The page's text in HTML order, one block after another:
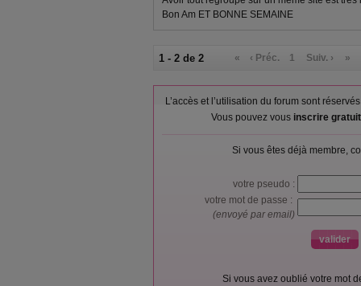
Bon Am ET BONNE SEMAINE
1 - 2 de 2 « ‹ Préc. 1 Suiv. › »
L’accès et l’utilisation du forum sont
Vous pouvez vous inscrire
Si vous êtes déjà membre,
votre pseudo :
votre mot de passe :
(envoyé par email)
Si vous avez oublié votre mot